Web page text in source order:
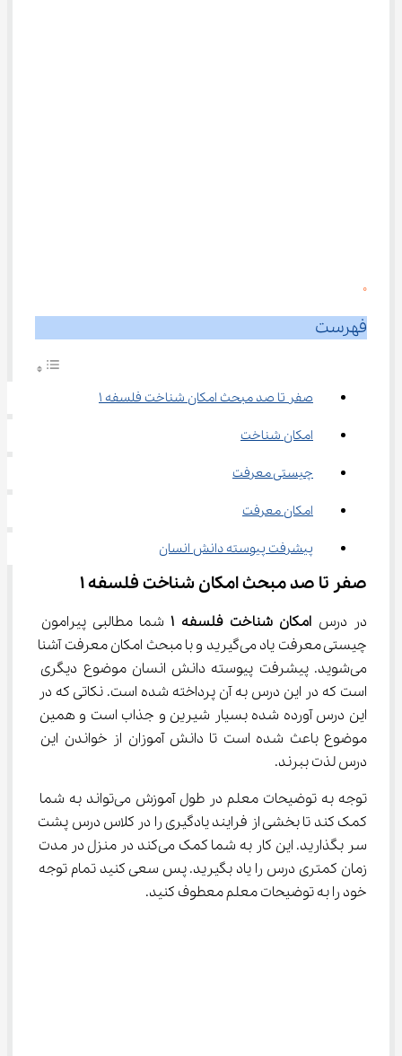
0
فهرست
صفر تا صد مبحث امکان شناخت فلسفه ۱
امکان شناخت
چیستی معرفت
امکان معرفت
پیشرفت پیوسته دانش انسان
صفر تا صد مبحث امکان شناخت فلسفه ۱
در درس امکان شناخت فلسفه ۱ شما مطالبی پیرامون
چیستی معرفت یاد می‌گیرید و با مبحث امکان معرفت آشنا
می‌شوید. پیشرفت پیوسته دانش انسان موضوع دیگری
است که در این درس به آن پرداخته شده است. نکاتی که در
این درس آورده شده بسیار شیرین و جذاب است و همین
موضوع باعث شده است تا دانش آموزان از خواندن این
درس لذت ببرند.
توجه به توضیحات معلم در طول آموزش می‌تواند به شما
کمک کند تا بخشی از فرایند یادگیری را در کلاس درس پشت
سر بگذارید. این کار به شما کمک می‌کند در منزل در مدت
زمان کمتری درس را یاد بگیرید. پس سعی کنید تمام توجه
خود را به توضیحات معلم معطوف کنید. ‌